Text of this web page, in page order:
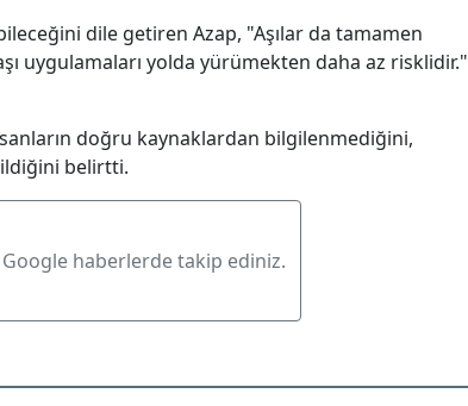
dile getiren Azap, "Aşılar da tamamen
uygulamaları yolda yürümekten daha az risklidir."
doğru kaynaklardan bilgilenmediğini,
belirtti.
haberlerde takip ediniz.